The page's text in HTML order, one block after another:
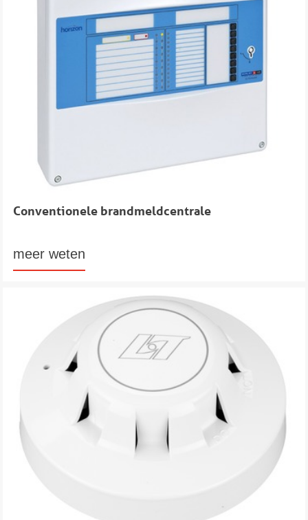
Conventionele brandmeldcentrale
meer weten